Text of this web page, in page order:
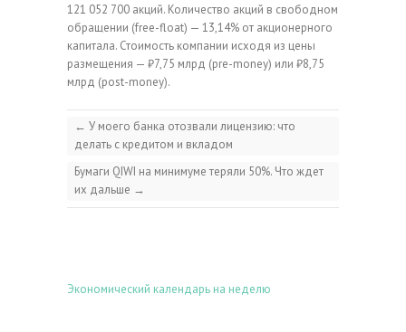
121 052 700 акций. Количество акций в свободном
обращении (free-float) — 13,14% от акционерного
капитала. Стоимость компании исходя из цены
размещения — ₽7,75 млрд (pre-money) или ₽8,75
млрд (post-money).
← У моего банка отозвали лицензию: что
делать с кредитом и вкладом
Бумаги QIWI на минимуме теряли 50%. Что ждет
их дальше →
Экономический календарь на неделю